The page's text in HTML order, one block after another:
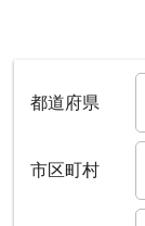
都道府県
市区町村